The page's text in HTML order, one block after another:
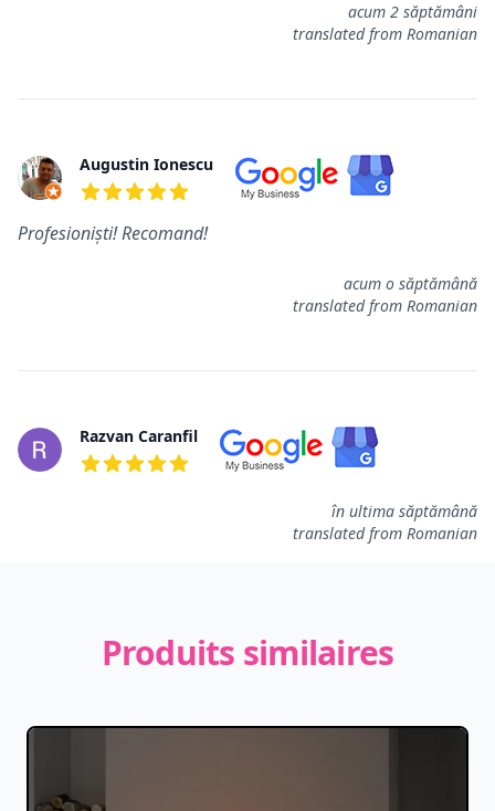
acum 2 săptămâni
translated from Romanian
Augustin Ionescu
Profesioniști! Recomand!
acum o săptămână
translated from Romanian
Razvan Caranfil
în ultima săptămână
translated from Romanian
Produits similaires